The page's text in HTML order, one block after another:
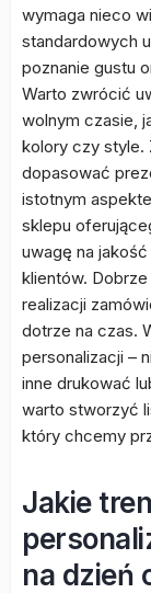
wymaga nieco
standardowych
poznanie gustu
Warto zwrócić
wolnym czasie,
kolory czy style.
dopasować
istotnym
sklepu
uwagę na
klientów.
realizacji
dotrze na czas.
personalizacji –
inne drukować
warto stworzyć
który chcemy
Jakie
na dzień